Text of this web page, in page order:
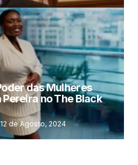
das Mulheres
no The Black
12 de Agosto, 2024